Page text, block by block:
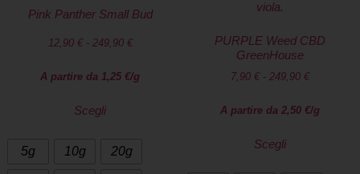
Pink Panther Small Bud
12,90 € - 249,90 €
A partire da 1,25 €/g
Scegli
5g 10g 20g
PURPLE Weed CBD
GreenHouse
7,90 € - 249,90 €
A partire da 2,50 €/g
Scegli